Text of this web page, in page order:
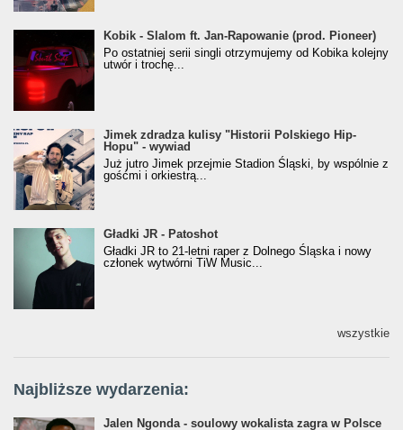
Kobik - Slalom ft. Jan-Rapowanie (prod. Pioneer)
[Official Music Visualiser]
Kobik - Slalom ft. Jan-Rapowanie (prod. Pioneer)
Po ostatniej serii singli otrzymujemy od Kobika kolejny
utwór i trochę...
Jimek zdradza kulisy "Historii Polskiego Hip-
Hopu" - wywiad
Jimek zdradza kulisy "Historii Polskiego Hip-
Hopu" - wywiad
Już jutro Jimek przejmie Stadion Śląski, by wspólnie z
gośćmi i orkiestrą...
Gładki JR - Patoshot
Gładki JR - Patoshot
Gładki JR to 21-letni raper z Dolnego Śląska i nowy
członek wytwórni TiW Music...
wszystkie
Najbliższe wydarzenia:
Jalen Ngonda - soulowy wokalista zagra w Polsce